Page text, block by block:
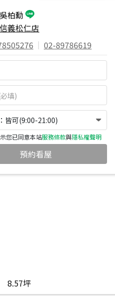
吳柏勳
信義松仁店
| 02-89786619
皆可(9:00-21:00)
您已同意本站服務條款與隱私權聲明
預約看屋
8.57坪